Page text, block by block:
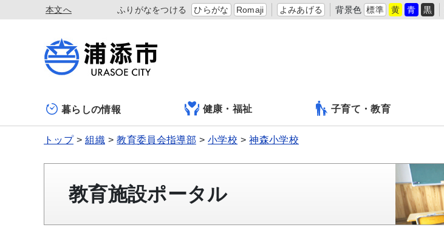
本文へ ふりがなをつける ひらがな Romaji よみあげる 背景色 標準 黄 青 黒
暮らしの情報 健康・福祉 子育て・教育
トップ 組織 教育委員会指導部 小学校 神森小学校
教育施設ポータル